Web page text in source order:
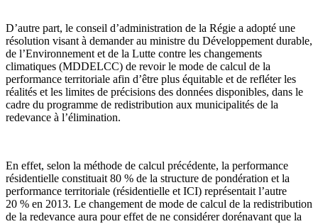
D’autre part, le conseil d’administration de la Régie a adopté une
résolution visant à demander au ministre du Développement durable,
de l’Environnement et de la Lutte contre les changements
climatiques (MDDELCC) de revoir le mode de calcul de la
performance territoriale afin d’être plus équitable et de refléter les
réalités et les limites de précisions des données disponibles, dans le
cadre du programme de redistribution aux municipalités de la
redevance à l’élimination.
En effet, selon la méthode de calcul précédente, la performance
résidentielle constituait 80 % de la structure de pondération et la
performance territoriale (résidentielle et ICI) représentait l’autre
20 % en 2013. Le changement de mode de calcul de la redistribution
de la redevance aura pour effet de ne considérer dorénavant que la